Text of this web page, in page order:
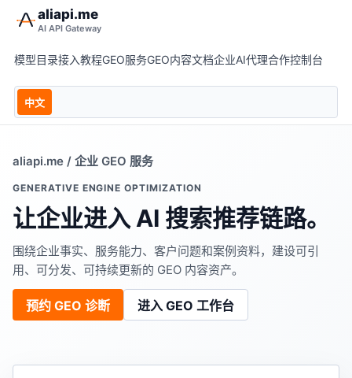
aliapi.me
AI API Gateway
模型目录接入教程GEO服务GEO内容文档企业AI代理合作控制台
中文
aliapi.me / 企业 GEO 服务
GENERATIVE ENGINE OPTIMIZATION
让企业进入 AI 搜索推荐链路。
围绕企业事实、服务能力、客户问题和案例资料，建设可引
用、可分发、可持续更新的 GEO 内容资产。
预约 GEO 诊断 进入 GEO 工作台